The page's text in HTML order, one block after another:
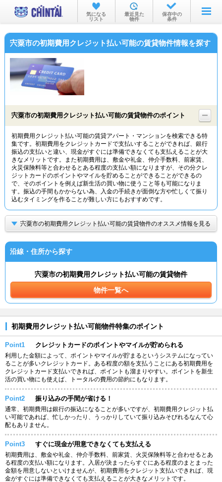
お部屋を探す
沿線・駅から
物件特集から
TOP
気になる
リスト
最近見た
物件
保存中の
条件
宍粟市の初期費用クレジット払い可能の賃貸物件情報を探す
宍粟市の初期費用クレジット払い可能の賃貸物件のポイント
初期費用クレジット払い可能の賃貸アパート・マンションを検索できる特
集です。初期費用をクレジットカードで支払いすることができれば、銀行
振込の支払いと違い、現金がすぐには準備できなくても支払えることが大
きなメリットです。また初期費用は、敷金や礼金、仲介手数料、前家賃、
火災保険料等と合わせるとある程度の支払い額になりますが、その分クレ
ジットカードのポイントやマイルを貯めることができることができるの
で、そのポイントを例えば新生活の買い物に使うこと等も可能になりま
す。振込の手間もかからない為、入金の手続きが面倒な方や忙しくて振り
込むタイミングを作ることが難しい方にもおすすめです。
宍粟市の初期費用クレジット払い可能の賃貸物件のオススメ情報を見る
沿線・住所から探す
宍粟市の初期費用クレジット払い可能の賃貸物件
物件一覧へ
初期費用クレジット払い可能物件特集のポイント
Point1 クレジットカードのポイントやマイルが貯められる
利用した金額によって、ポイントやマイルが貯まるというシステムになってい
ることが多いクレジットカード。ある程度の額を支払うことにある初期費用を
クレジットカード支払いできれば、ポイントも溜まりやすい。ポイントを新生
活の買い物にも使えば、トータルの費用の節約にもなります。
Point2 振り込みの手間が省ける！
通常、初期費用は銀行の振込になることが多いですが、初期費用クレジット払
い可能であれば、忙しかったり、うっかりしていて振り込みそびれるなんて心
配もありません。
Point3 すぐに現金が用意できなくても支払える
初期費用は、敷金や礼金、仲介手数料、前家賃、火災保険料等と合わせるとあ
る程度の支払い額になります。入居が決まったらすぐにある程度のまとまった
金額を用意しないといけませんが、初期費用をクレジット支払いできれば、現
金がすぐには準備できなくても支払えることが大きなメリットです。